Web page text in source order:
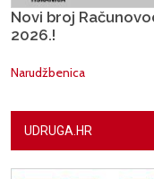
Novi broj
2026.!
Narudžbenica
UDRUGA.HR